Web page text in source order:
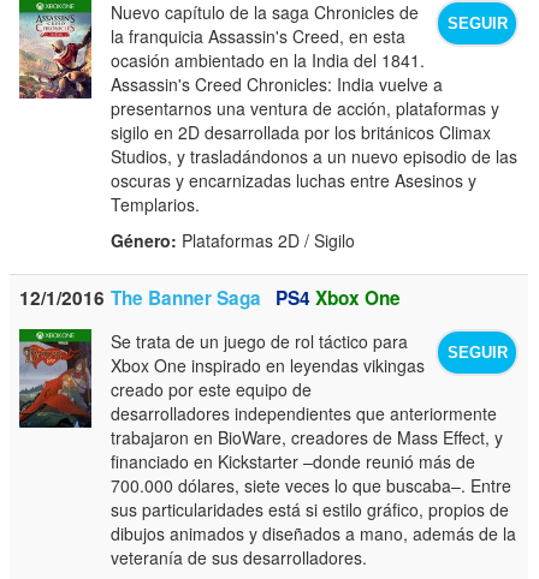
SEGUIR
Nuevo capítulo de la saga Chronicles de
la franquicia Assassin's Creed, en esta
ocasión ambientado en la India del 1841.
Assassin's Creed Chronicles: India vuelve a
presentarnos una ventura de acción, plataformas y
sigilo en 2D desarrollada por los británicos Climax
Studios, y trasladándonos a un nuevo episodio de las
oscuras y encarnizadas luchas entre Asesinos y
Templarios.
Género: Plataformas 2D / Sigilo
12/1/2016 The Banner Saga PS4 Xbox One
SEGUIR
Se trata de un juego de rol táctico para
Xbox One inspirado en leyendas vikingas
creado por este equipo de
desarrolladores independientes que anteriormente
trabajaron en BioWare, creadores de Mass Effect, y
financiado en Kickstarter –donde reunió más de
700.000 dólares, siete veces lo que buscaba–. Entre
sus particularidades está si estilo gráfico, propios de
dibujos animados y diseñados a mano, además de la
veteranía de sus desarrolladores.